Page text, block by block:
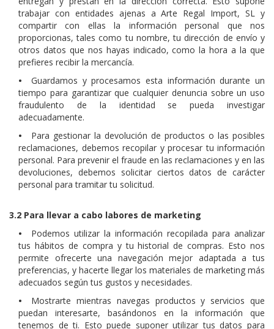
trabajar con entidades ajenas a Arte Regal Import, SL y
compartir con ellas la información personal que nos
proporcionas, tales como tu nombre, tu dirección de envío y
otros datos que nos hayas indicado, como la hora a la que
prefieres recibir la mercancía.
•
Guardamos y procesamos esta información durante un
tiempo para garantizar que cualquier denuncia sobre un uso
fraudulento de la identidad se pueda investigar
adecuadamente.
•
Para gestionar la devolución de productos o las posibles
reclamaciones, debemos recopilar y procesar tu información
personal. Para prevenir el fraude en las reclamaciones y en las
devoluciones, debemos solicitar ciertos datos de carácter
personal para tramitar tu solicitud.
3.2 Para llevar a cabo labores de marketing
•
Podemos utilizar la información recopilada para analizar
tus hábitos de compra y tu historial de compras. Esto nos
permite ofrecerte una navegación mejor adaptada a tus
preferencias, y hacerte llegar los materiales de marketing más
adecuados según tus gustos y necesidades.
•
Mostrarte mientras navegas productos y servicios que
puedan interesarte, basándonos en la información que
tenemos de ti. Esto puede suponer utilizar tus datos para